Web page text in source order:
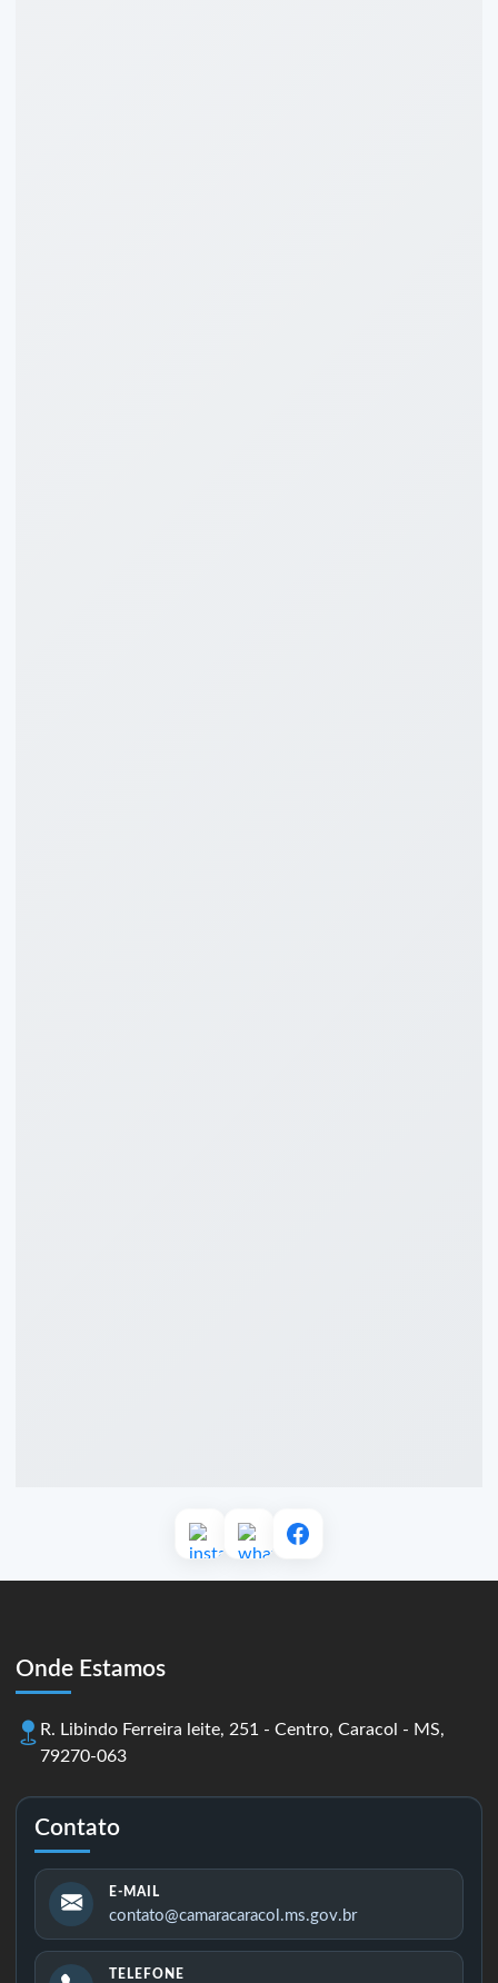
Onde Estamos
R. Libindo Ferreira leite, 251 - Centro, Caracol - MS,
79270-063
Contato
E-MAIL
contato@camaracaracol.ms.gov.br
TELEFONE